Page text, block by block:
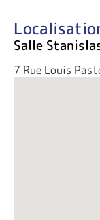
Salle
7 Rue Louis